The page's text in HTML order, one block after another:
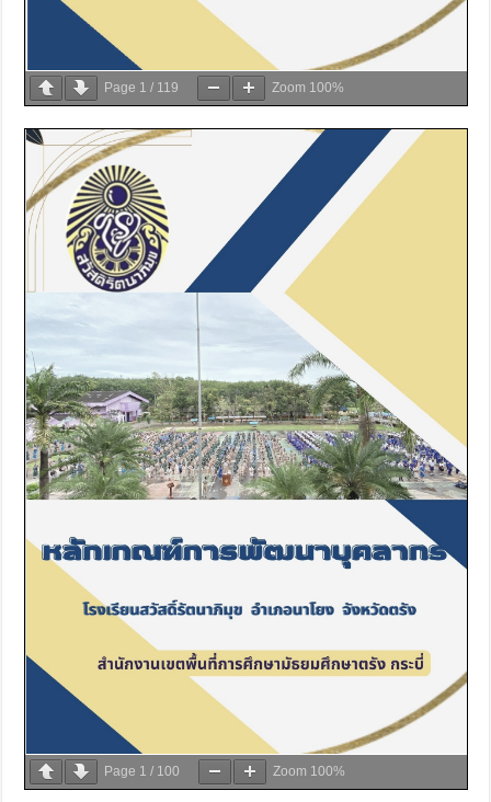
Page 1 / 119 Zoom 100%
Page 1 / 100 Zoom 100%